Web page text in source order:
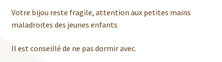
Votre bijou reste fragile, attention aux petites mains
maladroites des jeunes enfants
Il est conseillé de ne pas dormir avec.